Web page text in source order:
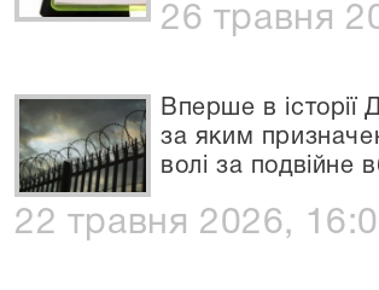
26 травня
Вперше в історії
за яким
волі за подвійне
22 травня 2026,